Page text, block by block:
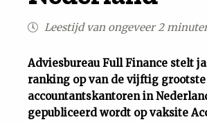
Feiten
Leestijd van ongeveer 2
Adviesbureau Full Finance stelt
ranking op van de vijftig grootste
accountantskantoren in
gepubliceerd wordt op vaksite